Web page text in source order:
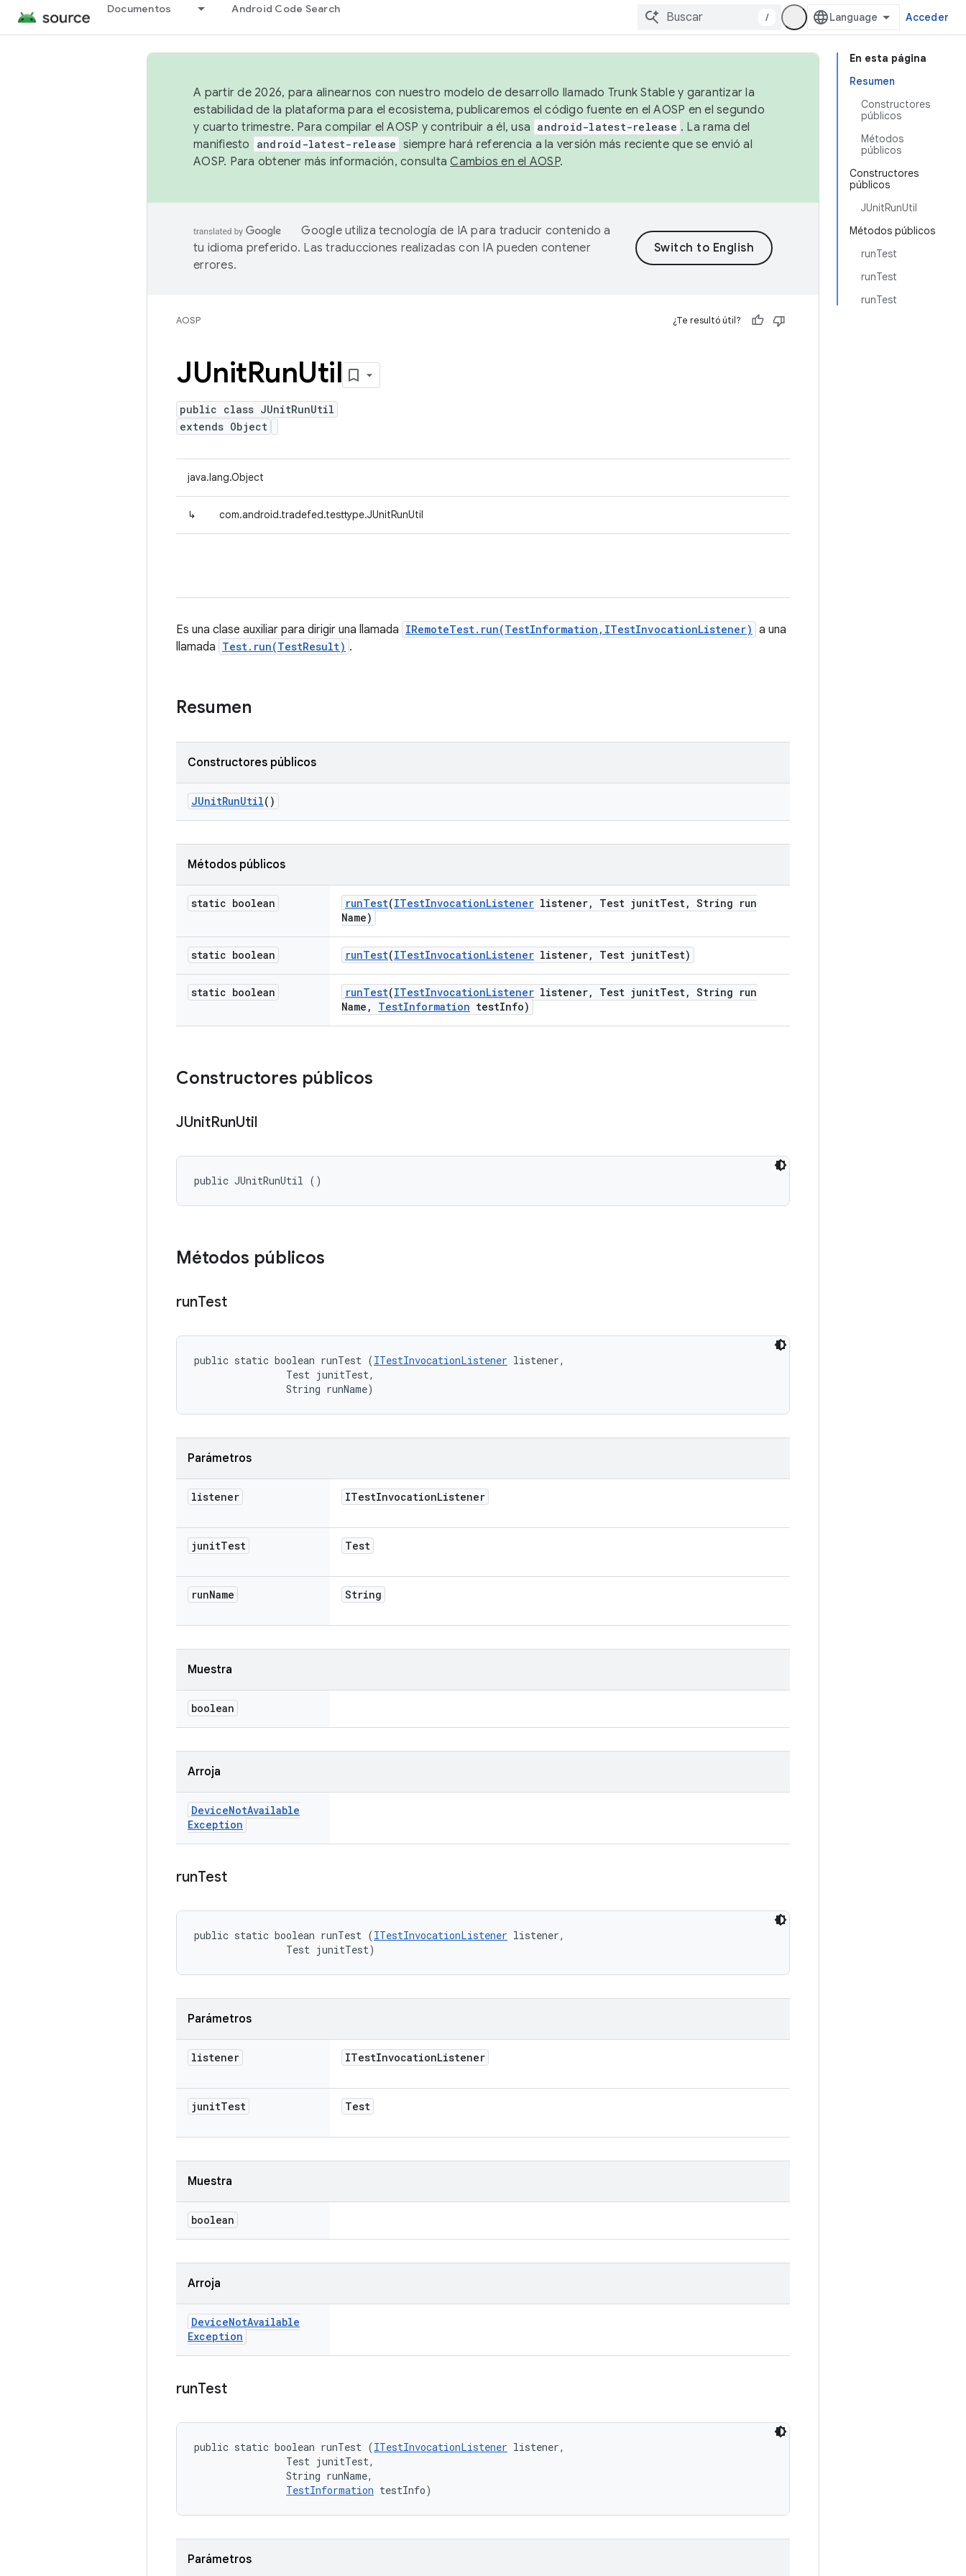
Documentos Android Code Search
/ Acceder
En esta página
Resumen
Constructores
públicos
Métodos
públicos
Constructores
públicos
JUnitRunUtil
Métodos públicos
runTest
runTest
runTest
A partir de 2026, para alinearnos con nuestro modelo de desarrollo llamado Trunk Stable y garantizar la
estabilidad de la plataforma para el ecosistema, publicaremos el código fuente en el AOSP en el segundo
y cuarto trimestre. Para compilar el AOSP y contribuir a él, usa android-latest-release . La rama del
manifiesto
android-latest-release siempre hará referencia a la versión más reciente que se envió al
AOSP. Para obtener más información, consultaCambios en el AOSP.
Google utiliza tecnología de IA para traducir contenido a
tu idioma preferido. Las traducciones realizadas con IA pueden contener
errores.
AOSP ¿Te resultó útil?
JUnitRunUtil
public class JUnitRunUtil
extends Object
java.lang.Object
↳ com.android.tradefed.testtype.JUnitRunUtil
Es una clase auxiliar para dirigir una llamada IRemoteTest.run(TestInformation,ITestInvocationListener) a una
llamada Test.run(TestResult) .
Resumen
Constructores públicos
JUnitRunUtil()
Métodos públicos
static boolean runTest(ITestInvocationListener listener, Test junitTest, String run
Name)
static boolean runTest(ITestInvocationListener listener, Test junitTest)
static boolean runTest(ITestInvocationListener listener, Test junitTest, String run
Name , TestInformation testInfo)
Constructores públicos
JUnitRunUtil
public JUnitRunUtil ()
Métodos públicos
runTest
public static boolean runTest (ITestInvocationListener listener,
                Test junitTest,
                String runName)
Parámetros
listener ITestInvocationListener
junitTest Test
runName String
Muestra
boolean
Arroja
DeviceNotAvailable
Exception
runTest
public static boolean runTest (ITestInvocationListener listener,
                Test junitTest)
Parámetros
listener ITestInvocationListener
junitTest Test
Muestra
boolean
Arroja
DeviceNotAvailable
Exception
runTest
public static boolean runTest (ITestInvocationListener listener,
                Test junitTest,
                String runName,
TestInformation testInfo)
Parámetros